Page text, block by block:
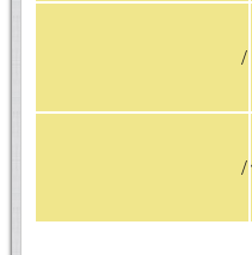
/
/